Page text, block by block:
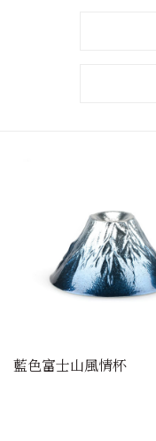
藍色富士山風情杯